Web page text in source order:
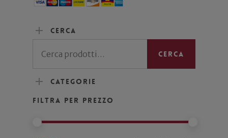
Cerca
Cerca
Categorie
Filtra per prezzo